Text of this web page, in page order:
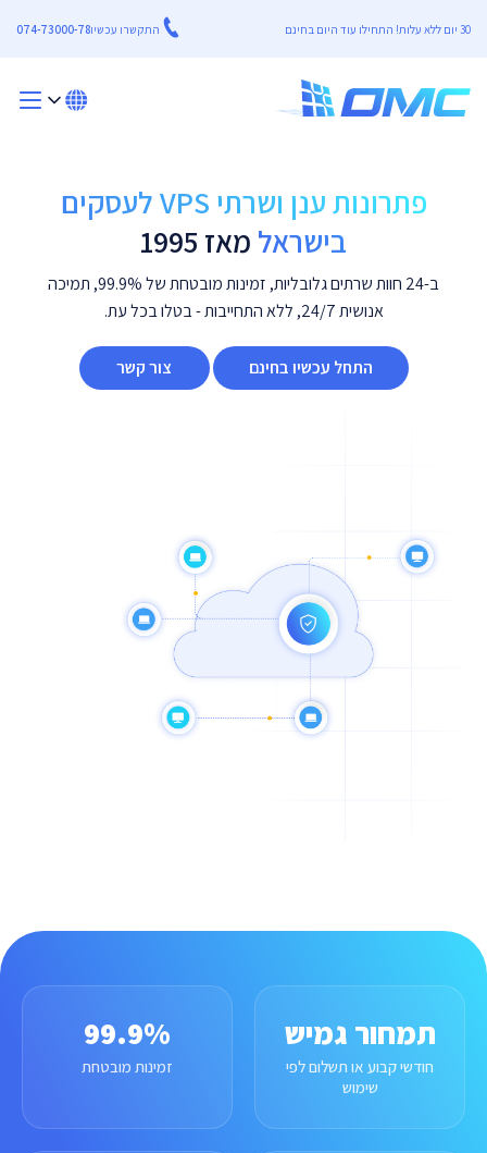
30 יום ללא עלות! התחילו עוד היום בחינם התקשרו עכשיו074-73000-78
פתרונות ענן ושרתי VPS לעסקים
בישראל מאז 1995
ב-24 חוות שרתים גלובליות, זמינות מובטחת של 99.9%, תמיכה
אנושית 24/7, ללא התחייבות - בטלו בכל עת.
התחל עכשיו בחינם צור קשר
תמחור גמיש
חודשי קבוע או תשלום לפי
שימוש
99.9%
זמינות מובטחת